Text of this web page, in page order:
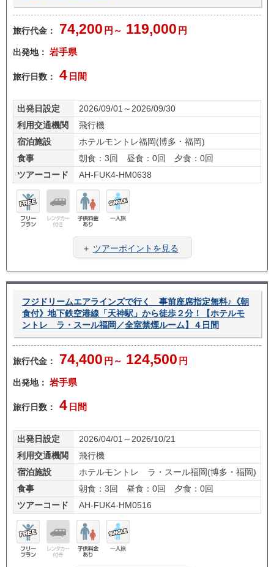
旅行代金： 74,200 円～ 119,000 円
出発地： 岩手県
旅行日数： 4 日間
出発日設定
2026/09/01～2026/09/30
利用交通機関
飛行機
宿泊施設
ホテルモントレ福岡(博多・福岡)
食事
朝食：3回 昼食：0回 夕食：0回
ツアーコード
AH-FUK4-HM0638
料金
旅
＋ ツアーポイントを見る
フジドリームエアラインズで行く 事前座席指定無料♪《朝
食付》地下鉄空港線「天神駅」から徒歩２分！【ホテルモ
ントレ ラ・スール福岡／全室禁煙ルーム】４日間
旅行代金： 74,400 円～ 124,500 円
出発地： 岩手県
旅行日数： 4 日間
出発日設定
2026/04/01～2026/10/21
利用交通機関
飛行機
宿泊施設
ホテルモントレ ラ・スール福岡(博多・福岡)
食事
朝食：3回 昼食：0回 夕食：0回
ツアーコード
AH-FUK4-HM0516